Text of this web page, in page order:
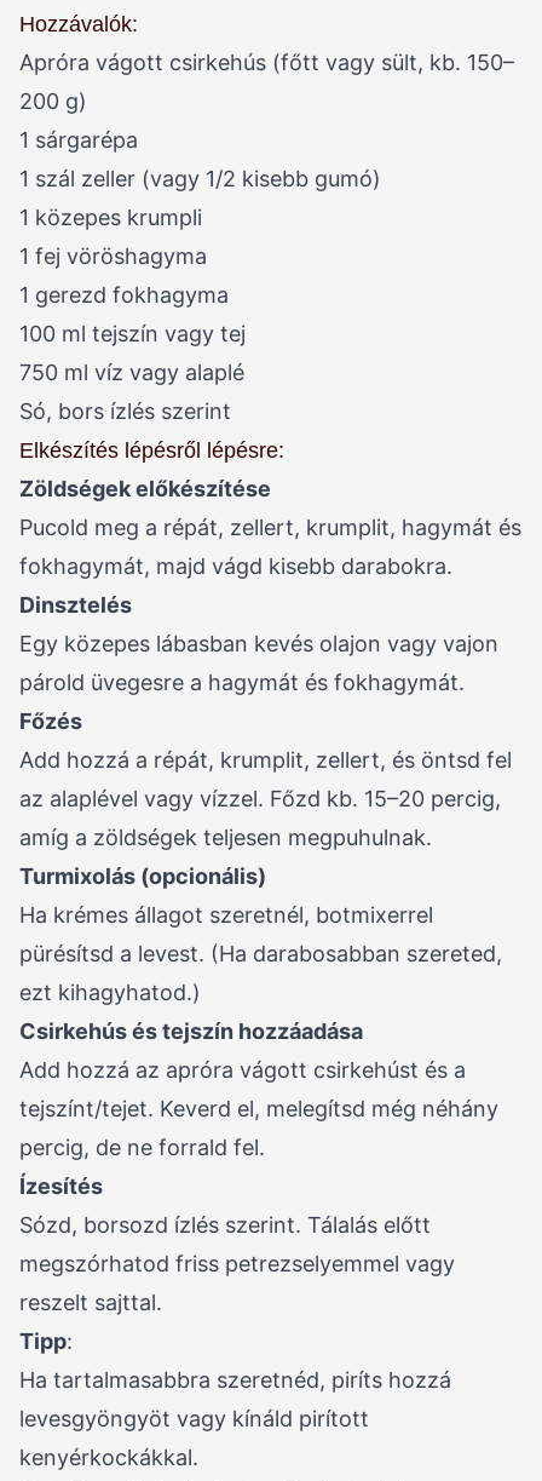
Hozzávalók:
Apróra vágott csirkehús (főtt vagy sült, kb. 150–
200 g)
1 sárgarépa
1 szál zeller (vagy 1/2 kisebb gumó)
1 közepes krumpli
1 fej vöröshagyma
1 gerezd fokhagyma
100 ml tejszín vagy tej
750 ml víz vagy alaplé
Só, bors ízlés szerint
Elkészítés lépésről lépésre:
Zöldségek előkészítése
Pucold meg a répát, zellert, krumplit, hagymát és
fokhagymát, majd vágd kisebb darabokra.
Dinsztelés
Egy közepes lábasban kevés olajon vagy vajon
párold üvegesre a hagymát és fokhagymát.
Főzés
Add hozzá a répát, krumplit, zellert, és öntsd fel
az alaplével vagy vízzel. Főzd kb. 15–20 percig,
amíg a zöldségek teljesen megpuhulnak.
Turmixolás (opcionális)
Ha krémes állagot szeretnél, botmixerrel
pürésítsd a levest. (Ha darabosabban szereted,
ezt kihagyhatod.)
Csirkehús és tejszín hozzáadása
Add hozzá az apróra vágott csirkehúst és a
tejszínt/tejet. Keverd el, melegítsd még néhány
percig, de ne forrald fel.
Ízesítés
Sózd, borsozd ízlés szerint. Tálalás előtt
megszórhatod friss petrezselyemmel vagy
reszelt sajttal.
Tipp:
Ha tartalmasabbra szeretnéd, piríts hozzá
levesgyöngyöt vagy kínáld pirított
kenyérkockákkal.